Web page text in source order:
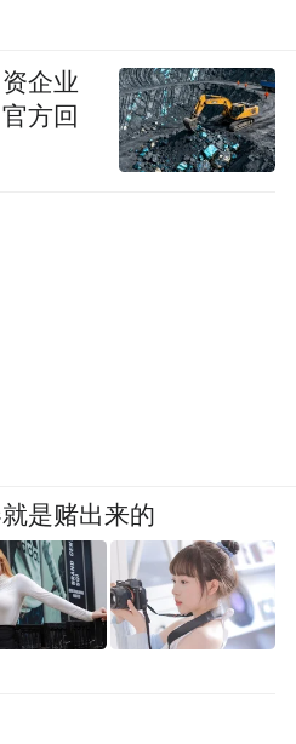
企业
方回
是赌出来的